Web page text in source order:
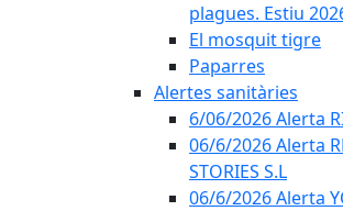
plagues. Estiu
El mosquit tigre
Paparres
Alertes sanitàries
6/06/2026 Alerta
06/6/2026 Alerta
STORIES S.L
06/6/2026 Alerta